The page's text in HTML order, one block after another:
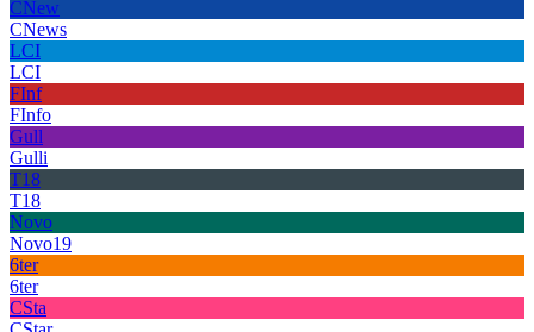
CNew
CNews
LCI
LCI
FInf
FInfo
Gull
Gulli
T18
T18
Novo
Novo19
6ter
6ter
CSta